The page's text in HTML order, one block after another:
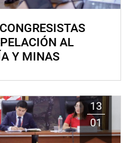
AL
Y MINAS
13
01